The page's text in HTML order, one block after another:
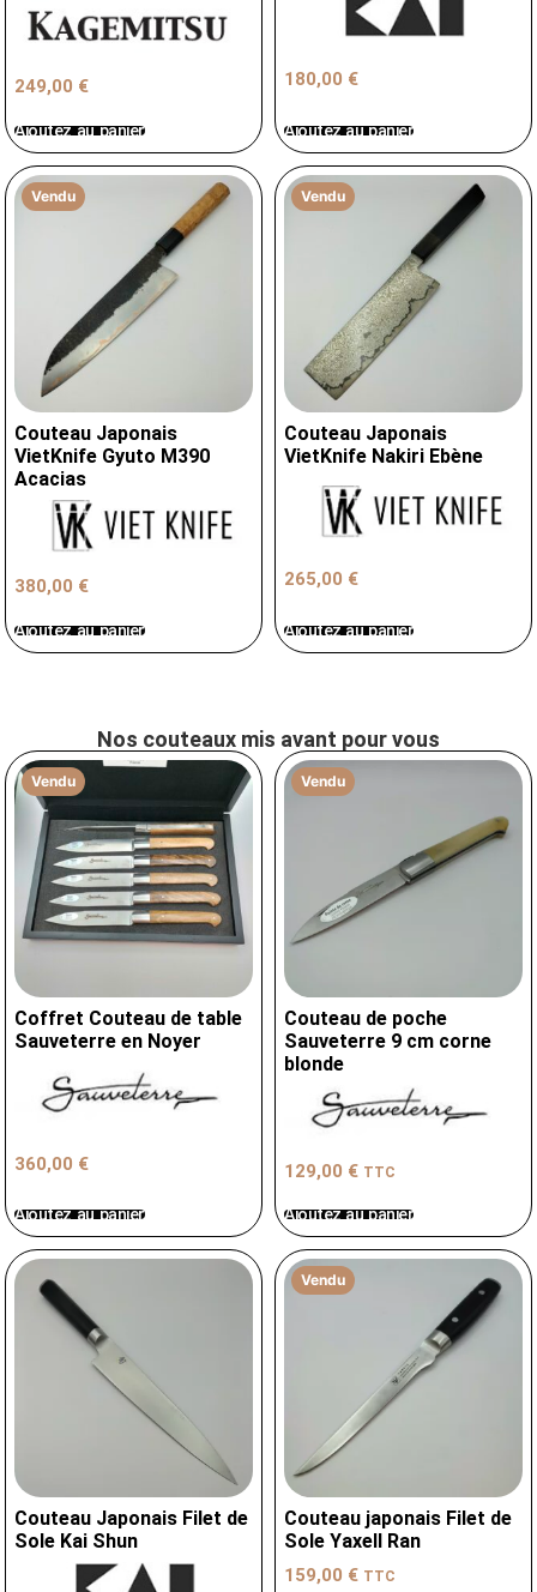
249,00 €
Ajoutez au panier
180,00 €
Ajoutez au panier
Vendu
Couteau Japonais
VietKnife Gyuto M390
Acacias
380,00 €
Ajoutez au panier
Vendu
Couteau Japonais
VietKnife Nakiri Ebène
265,00 €
Ajoutez au panier
Nos couteaux mis avant pour vous
Vendu
Coffret Couteau de table
Sauveterre en Noyer
360,00 €
Ajoutez au panier
Vendu
Couteau de poche
Sauveterre 9 cm corne
blonde
129,00 € TTC
Ajoutez au panier
Couteau Japonais Filet de
Sole Kai Shun
Vendu
Couteau japonais Filet de
Sole Yaxell Ran
159,00 € TTC